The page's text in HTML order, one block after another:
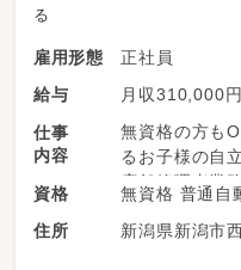
る
雇用形態
正社員
給与
月収310,000
仕事
内容
無資格の方も
るお子様の自
店舗管理者業
★店舗マネジ
★店長・役職経
資格
無資格 普
住所